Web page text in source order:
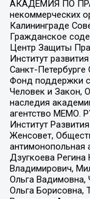
АКАДЕМИЯ ПО
некоммерческих
Калининграде
Гражданское
Центр Защиты
Институт
Санкт-
Фонд поддержки
Человек и Закон,
наследия
агентство МЕМО.
Институт
Женсовет,
антимонопольная
Дзугкоева Регина
Владимирович,
Ольга Вадимовна,
Ольга Борисовна,